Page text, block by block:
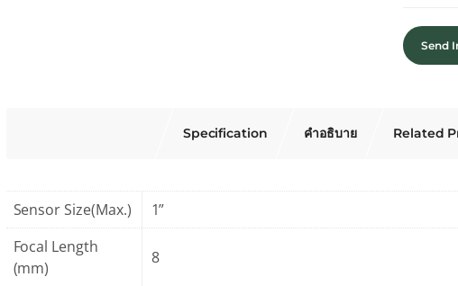
Send
Specification คำอธิบาย Related
Sensor Size(Max.)
1”
Focal Length
(mm)
8